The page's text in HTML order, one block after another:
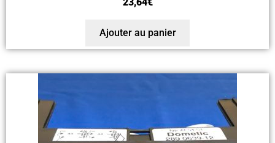
Ajouter au panier